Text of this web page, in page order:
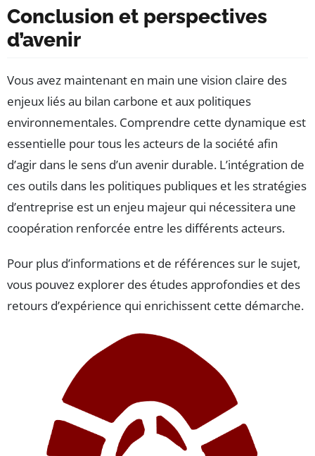
Conclusion et perspectives
d’avenir
Vous avez maintenant en main une vision claire des
enjeux liés au bilan carbone et aux politiques
environnementales. Comprendre cette dynamique est
essentielle pour tous les acteurs de la société afin
d’agir dans le sens d’un avenir durable. L’intégration de
ces outils dans les politiques publiques et les stratégies
d’entreprise est un enjeu majeur qui nécessitera une
coopération renforcée entre les différents acteurs.
Pour plus d’informations et de références sur le sujet,
vous pouvez explorer des études approfondies et des
retours d’expérience qui enrichissent cette démarche.